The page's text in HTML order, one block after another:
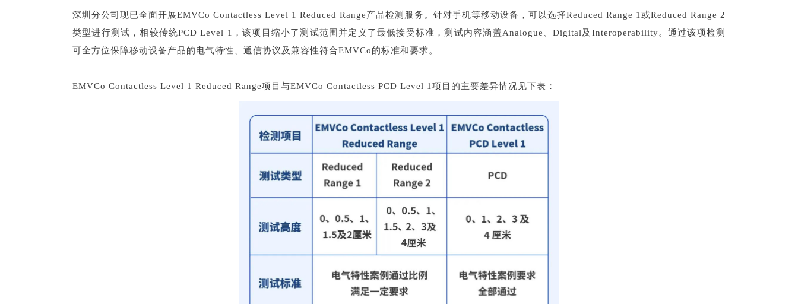
深圳分公司现已全面开展EMVCo Contactless Level 1 Reduced Range产品检测服务。针对手机等移动设备，可以选择Reduced Range 1或Reduced Range 2
类型进行测试，相较传统PCD Level 1，该项目缩小了测试范围并定义了最低接受标准，测试内容涵盖Analogue、Digital及Interoperability。通过该项检测
可全方位保障移动设备产品的电气特性、通信协议及兼容性符合EMVCo的标准和要求。
EMVCo Contactless Level 1 Reduced Range项目与EMVCo Contactless PCD Level 1项目的主要差异情况见下表：